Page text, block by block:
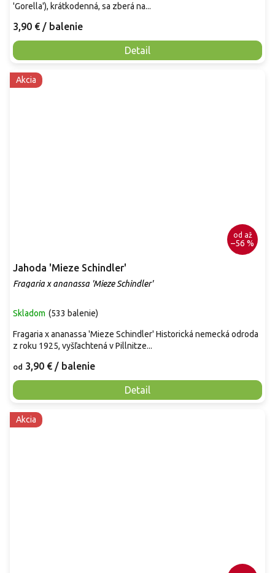
3,90 € / balenie
Detail
'Gorella'), krátkodenná, sa zberá na...
Akcia
od až
–56 %
Jahoda 'Mieze Schindler'
Fragaria x ananassa 'Mieze Schindler'
Skladom (533 balenie)
od 3,90 € / balenie
Detail
Fragaria x ananassa 'Mieze Schindler' Historická nemecká odroda
z roku 1925, vyšľachtená v Pillnitze...
Akcia